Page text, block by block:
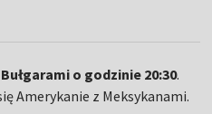
o godzinie 20:30.
Amerykanie z Meksykanami.